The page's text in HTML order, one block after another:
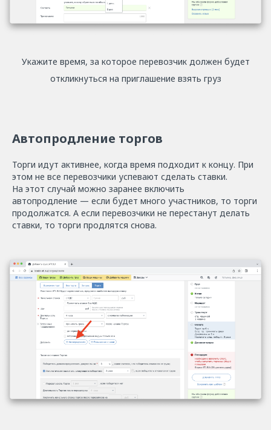
Укажите время, за которое перевозчик должен будет
откликнуться на приглашение взять груз
Автопродление торгов
Торги идут активнее, когда время подходит к концу. При
этом не все перевозчики успевают сделать ставки.
На этот случай можно заранее включить
автопродление — если будет много участников, то торги
продолжатся. А если перевозчики не перестанут делать
ставки, то торги продлятся снова.